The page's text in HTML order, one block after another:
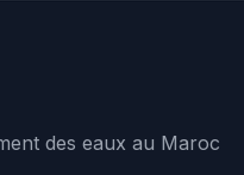
des eaux au Maroc